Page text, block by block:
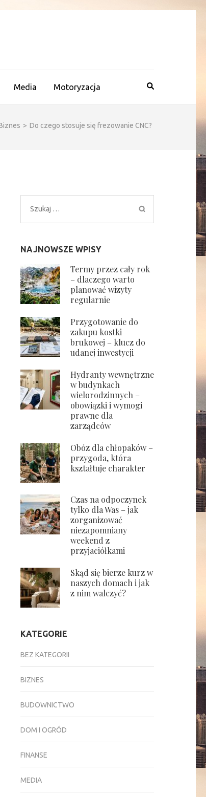
Media Motoryzacja
> Do czego stosuje się frezowanie CNC?
Szukaj:
NAJNOWSZE WPISY
Termy przez cały rok
– dlaczego warto
planować wizyty
regularnie
Przygotowanie do
zakupu kostki
brukowej – klucz do
udanej inwestycji
Hydranty wewnętrzne
w budynkach
wielorodzinnych –
obowiązki i wymogi
prawne dla
zarządców
Obóz dla chłopaków –
przygoda, która
kształtuje charakter
Czas na odpoczynek
tylko dla Was – jak
zorganizować
niezapomniany
weekend z
przyjaciółkami
Skąd się bierze kurz w
naszych domach i jak
z nim walczyć?
KATEGORIE
BEZ KATEGORII
BIZNES
BUDOWNICTWO
DOM I OGRÓD
FINANSE
MEDIA